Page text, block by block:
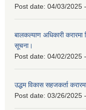
Post date: 04/03/2025
बालकल्याण अधिकारी करारमा
सूचना।
Post date: 04/02/2025
उद्धम विकास सहजकर्ता
Post date: 03/26/2025